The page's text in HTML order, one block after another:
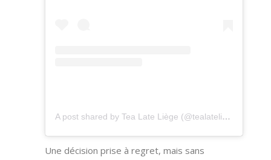
A post shared by Tea Late Liège (@tealateliege)
Une décision prise à regret, mais sans